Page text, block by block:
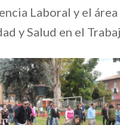
Laboral y el área
y Salud en el